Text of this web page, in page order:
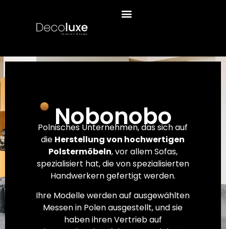
Nobonobo
Polnisches Unternehmen, das sich auf
die Herstellung von hochwertigen
Polstermöbeln, vor allem Sofas,
spezialisiert hat, die von spezialisierten
Handwerkern gefertigt werden.
Ihre Modelle werden auf ausgewählten
Messen in Polen ausgestellt, und sie
haben ihren Vertrieb auf